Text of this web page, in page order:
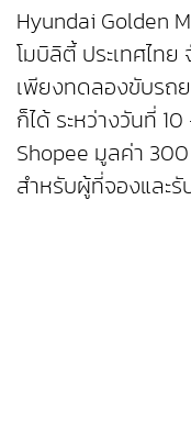
Hyundai Golden
โมบิลิตี้ ประเทศไท
เพียงทดลองขับรถ
ก็ได้ ระหว่างวันที่
Shopee มูลค่า
สำหรับผู้ที่จองและ
Stargazer, Creta,